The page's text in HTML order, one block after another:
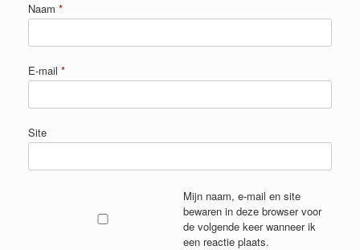
Naam *
E-mail *
Site
Mijn naam, e-mail en site
bewaren in deze browser voor
de volgende keer wanneer ik
een reactie plaats.